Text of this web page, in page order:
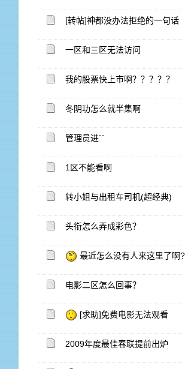
[转帖]神都没办法拒绝的一句话
一区和三区无法访问
我的股票快上市啊？？？？？
冬阴功怎么就半集啊
管理员进``
1区不能看啊
转小姐与出租车司机(超经典)
头衔怎么弄成彩色？
最近怎么没有人来这里了啊
电影二区怎么回事？
[求助]免费电影无法观看
2009年度最佳春联提前出炉